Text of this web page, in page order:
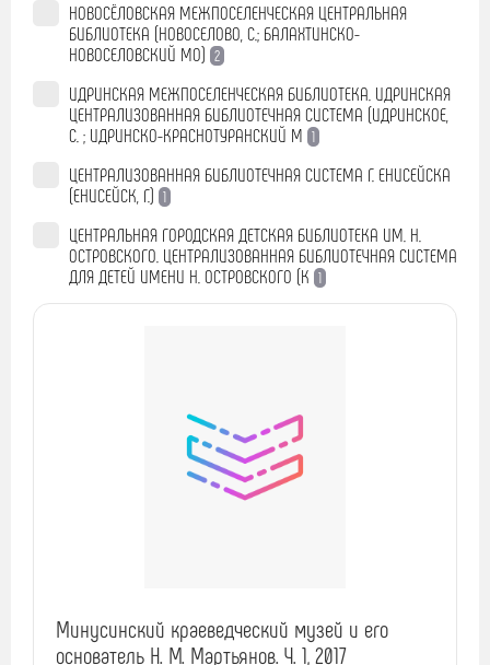
НОВОСЁЛОВСКАЯ МЕЖПОСЕЛЕНЧЕСКАЯ ЦЕНТРАЛЬНАЯ
БИБЛИОТЕКА (НОВОСЕЛОВО, С.; БАЛАХТИНСКО-
НОВОСЕЛОВСКИЙ МО) 2
ИДРИНСКАЯ МЕЖПОСЕЛЕНЧЕСКАЯ БИБЛИОТЕКА. ИДРИНСКАЯ
ЦЕНТРАЛИЗОВАННАЯ БИБЛИОТЕЧНАЯ СИСТЕМА (ИДРИНСКОЕ,
С. ; ИДРИНСКО-КРАСНОТУРАНСКИЙ М 1
ЦЕНТРАЛИЗОВАННАЯ БИБЛИОТЕЧНАЯ СИСТЕМА Г. ЕНИСЕЙСКА
(ЕНИСЕЙСК, Г.) 1
ЦЕНТРАЛЬНАЯ ГОРОДСКАЯ ДЕТСКАЯ БИБЛИОТЕКА ИМ. Н.
ОСТРОВСКОГО. ЦЕНТРАЛИЗОВАННАЯ БИБЛИОТЕЧНАЯ СИСТЕМА
ДЛЯ ДЕТЕЙ ИМЕНИ Н. ОСТРОВСКОГО (К 1
Минусинский краеведческий музей и его
основатель Н. М. Мартьянов. Ч. 1, 2017